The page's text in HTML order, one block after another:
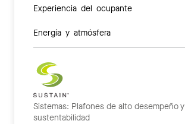
Experiencia del ocupante
Energía y atmósfera
Sistemas: Plafones de alto desempeño y
sustentabilidad